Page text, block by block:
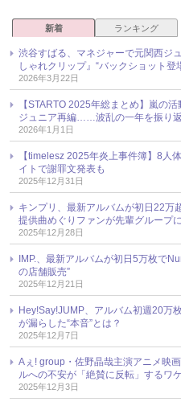
新着 ランキング
渋谷すばる、マネジャーで元関西ジ
しゃれクリップ』“バックショット登
2026年3月22日
【STARTO 2025年総まとめ】嵐の
ジュニア再編……波乱の一年を振り
2026年1月1日
【timelesz 2025年炎上事件簿】8
イトで謝罪文発表も
2025年12月31日
キンプリ、最新アルバムが初日22
提供曲めぐりファンが先輩グループ
2025年12月28日
IMP.、最新アルバムが初日5万枚で
の店舗販売”
2025年12月21日
Hey!Say!JUMP、アルバム初週20
が漏らした“本音”とは？
2025年12月7日
Aぇ! group・佐野晶哉主演アニメ映
ルへの不安が「絶賛に反転」するワケ
2025年12月3日